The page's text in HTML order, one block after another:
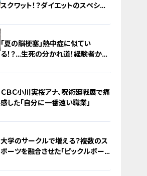
スクワット！？ダイエットのスペシャ
「夏の脳梗塞」熱中症に似てい
る！？…生死の分かれ道！経験者から
ＣＢＣ小川実桜アナ、呪術廻戦展で痛
感した「自分に一番遠い職業」
大学のサークルで増える？複数のス
ポーツを融合させた「ピックルボー